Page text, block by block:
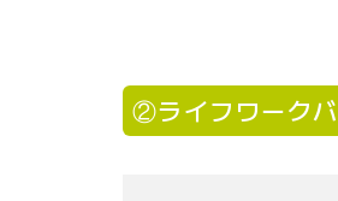
②ライフワーク